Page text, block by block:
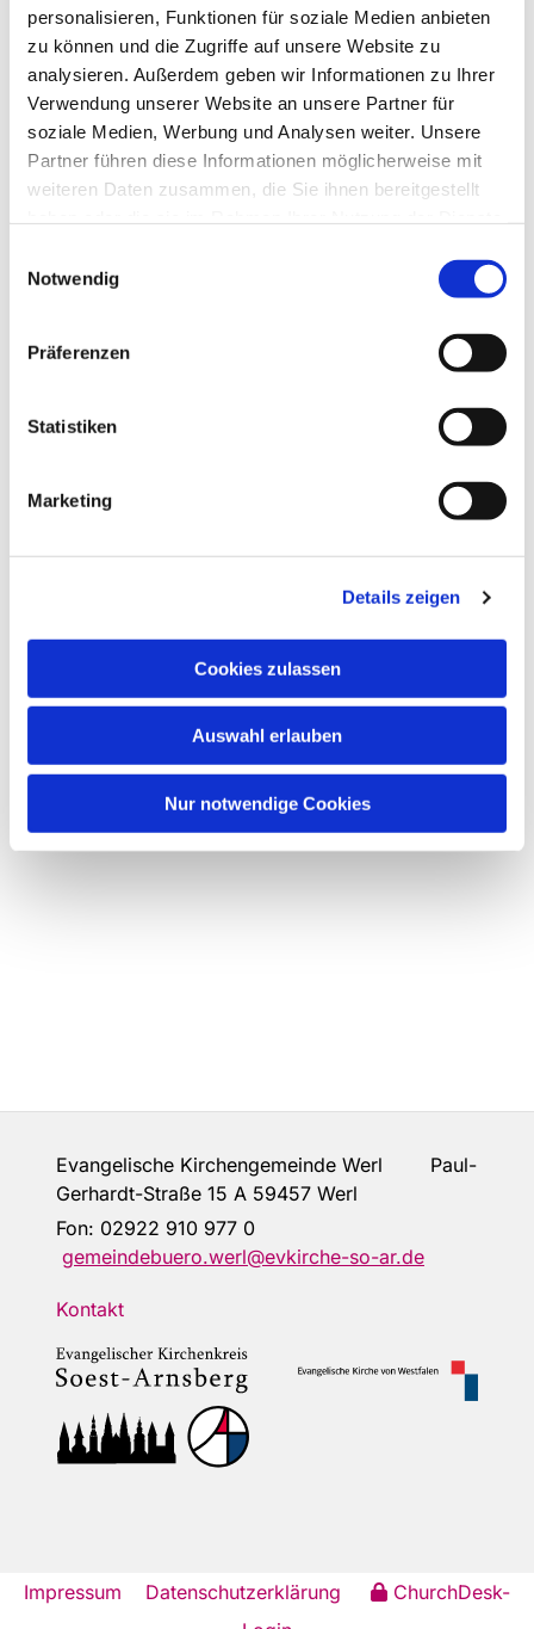
personalisieren, Funktionen für soziale Medien anbieten
zu können und die Zugriffe auf unsere Website zu
analysieren. Außerdem geben wir Informationen zu Ihrer
Verwendung unserer Website an unsere Partner für
soziale Medien, Werbung und Analysen weiter. Unsere
Partner führen diese Informationen möglicherweise mit
weiteren Daten zusammen, die Sie ihnen bereitgestellt
Notwendig
Präferenzen
Statistiken
Marketing
Details zeigen
Cookies zulassen
Auswahl erlauben
Nur notwendige Cookies
Evangelische Kirchengemeinde Werl Paul-
Gerhardt-Straße 15 A 59457 Werl
Fon: 02922 910 977 0
gemeindebuero.werl@evkirche-so-ar.de
Kontakt
Impressum Datenschutzerklärung
ChurchDesk-